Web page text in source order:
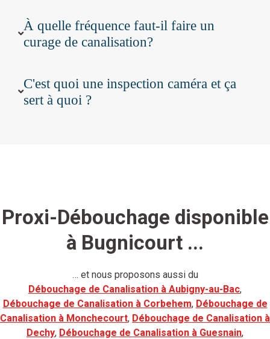
À quelle fréquence faut-il faire un
curage de canalisation?
C'est quoi une inspection caméra et ça
sert à quoi ?
Proxi-Débouchage disponible
à Bugnicourt ...
… et nous proposons aussi du
Débouchage de Canalisation à Aubigny-au-Bac,
Débouchage de Canalisation à Corbehem, Débouchage de
Canalisation à Monchecourt, Débouchage de Canalisation à
Dechy, Débouchage de Canalisation à Guesnain,